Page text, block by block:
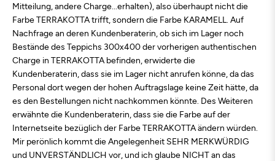
Mitteilung, andere Charge...erhalten), also überhaupt nicht die
Farbe TERRAKOTTA trifft, sondern die Farbe KARAMELL. Auf
Nachfrage an deren Kundenberaterin, ob sich im Lager noch
Bestände des Teppichs 300x400 der vorherigen authentischen
Charge in TERRAKOTTA befinden, erwiderte die
Kundenberaterin, dass sie im Lager nicht anrufen könne, da das
Personal dort wegen der hohen Auftragslage keine Zeit hätte, da
es den Bestellungen nicht nachkommen könnte. Des Weiteren
erwähnte die Kundenberaterin, dass sie die Farbe auf der
Internetseite bezüglich der Farbe TERRAKOTTA ändern würden.
Mir perönlich kommt die Angelegenheit SEHR MERKWÜRDIG
und UNVERSTÄNDLICH vor, und ich glaube NICHT an das